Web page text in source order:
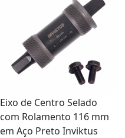
Eixo de Centro Selado
com Rolamento 116 mm
em Aço Preto Inviktus